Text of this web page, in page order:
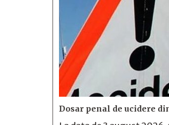
Dosar penal de ucidere